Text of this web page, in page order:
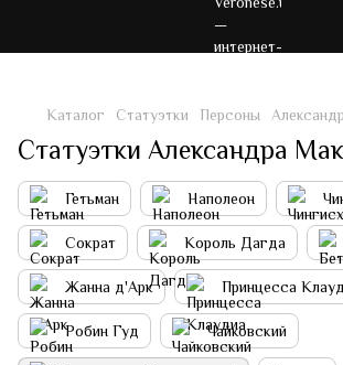
Каталог Статуэтки Персоны
Статуэтки Александра
Гетьман Наполеон
Сократ Король Дагда
Жанна д'Арк Принцесса
Робин Гуд Чайковский